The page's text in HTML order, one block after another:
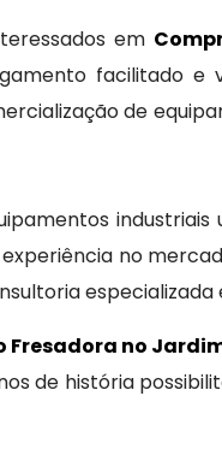
em
facilitado
de
no
Fresadora no
de história